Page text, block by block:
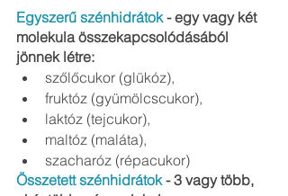
Egyszerű szénhidrátok - egy vagy két
molekula összekapcsolódásából
jönnek létre:
szőlőcukor (glükóz),
fruktóz (gyümölcscukor),
laktóz (tejcukor),
maltóz (maláta),
szacharóz (répacukor)
Összetett szénhidrátok - 3 vagy több,